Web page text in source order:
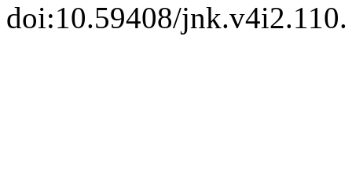
doi:10.59408/jnk.v4i2.110.